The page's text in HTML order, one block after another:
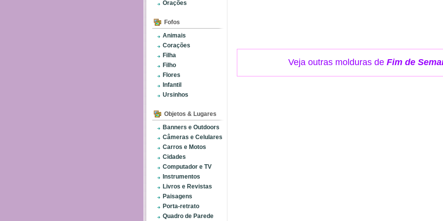
Orações
Fofos
Animais
Corações
Filha
Filho
Flores
Infantil
Ursinhos
Objetos & Lugares
Banners e Outdoors
Câmeras e Celulares
Carros e Motos
Cidades
Computador e TV
Instrumentos
Livros e Revistas
Paisagens
Porta-retrato
Quadro de Parede
Veja outras molduras de Fim de